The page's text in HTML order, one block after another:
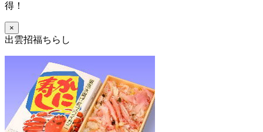
得！
×
出雲招福ちらし